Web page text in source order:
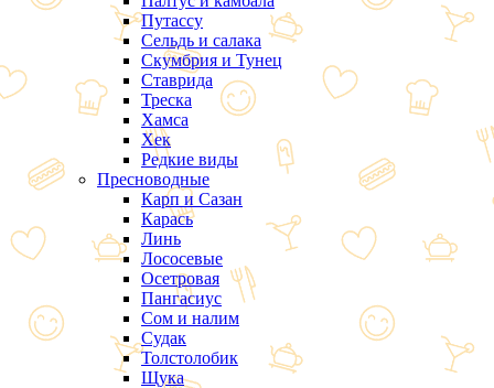
Путассу
Сельдь и салака
Скумбрия и Тунец
Ставрида
Треска
Хамса
Хек
Редкие виды
Пресноводные
Карп и Сазан
Карась
Линь
Лососевые
Осетровая
Пангасиус
Сом и налим
Судак
Толстолобик
Щука